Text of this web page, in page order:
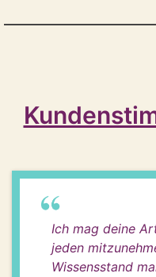
Ich mag deine
jeden
Wissensstand